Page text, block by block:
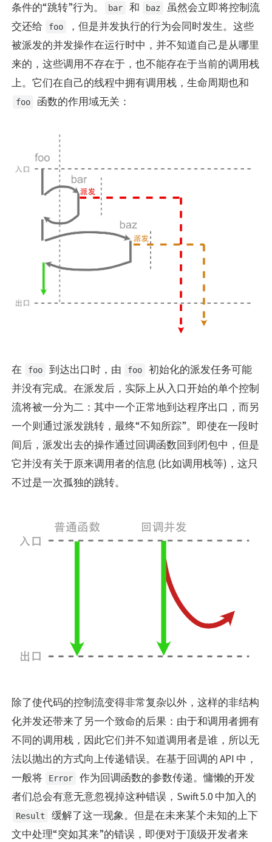
条件的“跳转”行为。
bar 和 baz
虽然会立即将控制流
交还给
foo
，但是并发执行的行为会同时发生。这些
被派发的并发操作在运行时中，并不知道自己是从哪里
来的，这些调用不存在于，也不能存在于当前的调用栈
上。它们在自己的线程中拥有调用栈，生命周期也和
foo 函数的作用域无关：
在 foo 到达出口时，由 foo
初始化的派发任务可能
并没有完成。在派发后，实际上从入口开始的单个控制
流将被一分为二：其中一个正常地到达程序出口，而另
一个则通过派发跳转，最终“不知所踪”。即使在一段时
间后，派发出去的操作通过回调函数回到闭包中，但是
它并没有关于原来调用者的信息 (比如调用栈等)，这只
不过是一次孤独的跳转。
除了使代码的控制流变得非常复杂以外，这样的非结构
化并发还带来了另一个致命的后果：由于和调用者拥有
不同的调用栈，因此它们并不知道调用者是谁，所以无
法以抛出的方式向上传递错误。在基于回调的 API 中，
一般将
Error
作为回调函数的参数传递。慵懒的开发
者们总会有意无意忽视掉这种错误，Swift 5.0 中加入的
Result
缓解了这一现象。但是在未来某个未知的上下
文中处理“突如其来”的错误，即便对于顶级开发者来